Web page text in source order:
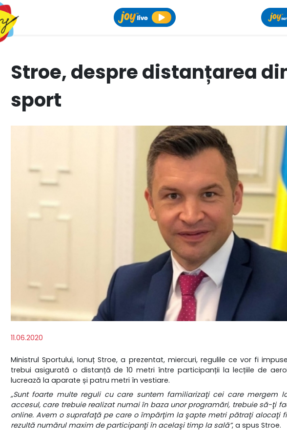
Stroe, despre distanțarea
sport
11.06.2020
Ministrul Sportului, Ionuț Stroe, a prezentat, miercuri, regulile ce vor fi
trebui asigurată o distanță de 10 metri între participanții la lecțiile de
lucrează la aparate și patru metri în vestiare.
„Sunt foarte multe reguli cu care suntem familiarizaţi cei care mergem
accesul, care trebuie realizat numai în baza unor programări, trebuie să-ţi
online. Avem o suprafaţă pe care o împărţim la şapte metri pătraţi alocaţi
rezultă numărul maxim de participanţi în acelaşi timp la sală”, a spus Stroe.